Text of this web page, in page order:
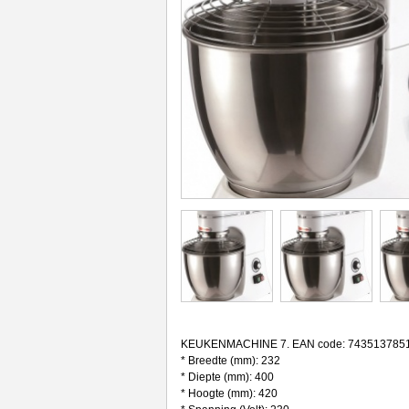
KEUKENMACHINE 7. EAN code:
* Breedte (mm): 232
* Diepte (mm): 400
* Hoogte (mm): 420